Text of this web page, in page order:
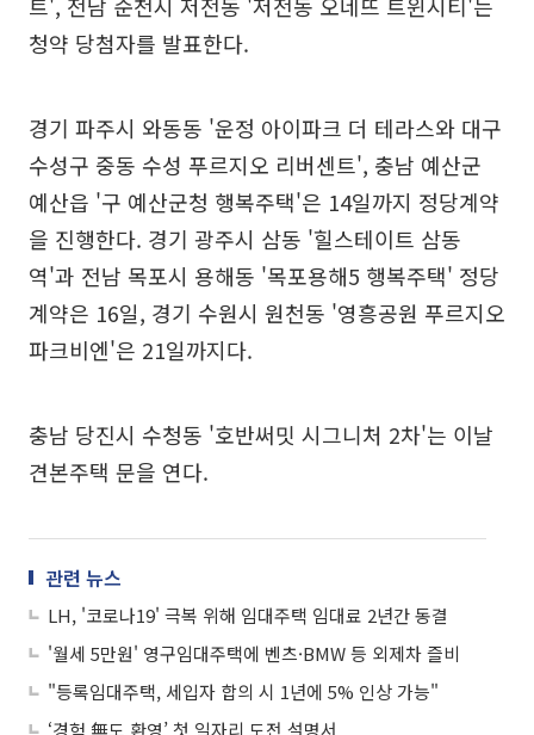
트', 전남 순천시 저전동 '저전동 오네뜨 트윈시티'는
청약 당첨자를 발표한다.
경기 파주시 와동동 '운정 아이파크 더 테라스와 대구
수성구 중동 수성 푸르지오 리버센트', 충남 예산군
예산읍 '구 예산군청 행복주택'은 14일까지 정당계약
을 진행한다. 경기 광주시 삼동 '힐스테이트 삼동
역'과 전남 목포시 용해동 '목포용해5 행복주택' 정당
계약은 16일, 경기 수원시 원천동 '영흥공원 푸르지오
파크비엔'은 21일까지다.
충남 당진시 수청동 '호반써밋 시그니처 2차'는 이날
견본주택 문을 연다.
관련 뉴스
LH, '코로나19' 극복 위해 임대주택 임대료 2년간 동결
'월세 5만원' 영구임대주택에 벤츠·BMW 등 외제차 즐비
"등록임대주택, 세입자 합의 시 1년에 5% 인상 가능"